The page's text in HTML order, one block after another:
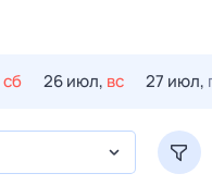
сб 26 июл, вс 27 июл,